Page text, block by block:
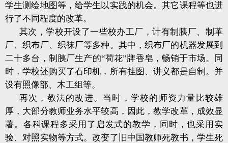
学生测绘地图等，给学生以实践的机会。其它课程等也进
行了不同程度的改革。
其次，学校开设了一些校办工厂，计有制胰厂、制革
厂、织布厂、织袜厂等多种。其中，织布厂的机器发展到
二十多台，制胰厂生产的“荷花”牌香皂，畅销于市场。同
时，学校还购买了石印机，所有挂图、讲义都是自制。并
设有照像部、木工组等。
再次，教法的改进。当时，学校的师资力量比较雄
厚，大部分教师业务水平较高，因此，教学改革，成效显
著。各科课程多采用了启发式的教学，同时，也采用实
验、对照实物等方式。改变了旧中国教师死教书，学生死